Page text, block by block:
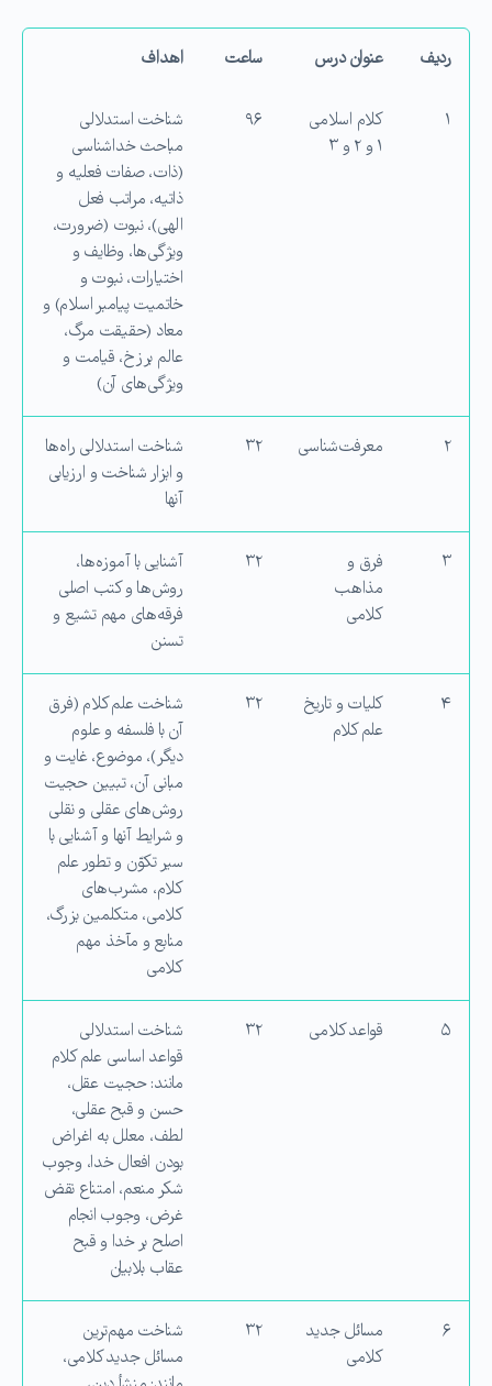
ردیف عنوان درس ساعت اهداف
۱
كلام اسلامی
۱ و ۲ و ۳
۹۶
شناخت استدلالی
مباحث خداشناسی
(ذات، صفات فعلیه و
ذاتیه، مراتب فعل
الهی)، نبوت (ضرورت،
ویژگی‌ها، وظایف و
اختیارات، نبوت و
خاتمیت پیامبر اسلام) و
معاد (حقیقت مرگ،
عالم برزخ، قیامت و
ویژگی‌های آن)
۲ معرفت‌شناسی ۳۲
شناخت استدلالی راه‌ها
و ابزار شناخت و ارزیابی
آنها
۳
فرق و
مذاهب
كلامی
۳۲
آشنایی با آموزه‌ها،
روش‌ها و كتب اصلی
فرقه‌های مهم تشیع و
تسنن
۴
كلیات و تاریخ
علم كلام
۳۲
شناخت علم كلام (فرق
آن با فلسفه و علوم
دیگر)، موضوع، غایت و
مبانی آن، تبیین حجیت
روش‌های عقلی و نقلی
و شرایط آنها و آشنایی با
سیر تكوّن و تطور علم
كلام، مشرب‌های
كلامی، متكلمین بزرگ،
منابع و مآخذ مهم
كلامی
۵ قواعد كلامی ۳۲
شناخت استدلالی
قواعد اساسی علم كلام
مانند: حجیت عقل،
حسن و قبح عقلی،
لطف، معلل به اغراض
بودن افعال خدا، وجوب
شكر منعم، امتناع نقض
غرض، وجوب انجام
اصلح بر خدا و قبح
عقاب بلابیان
۶
مسائل جدید
كلامی
۳۲
شناخت مهم‌ترین
مسائل جدید كلامی،